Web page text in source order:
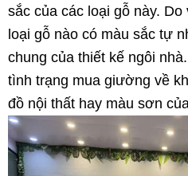
sắc của các loại gỗ này.
loại gỗ nào có màu sắc tự
chung của thiết kế ngôi
tình trạng mua giường về
đồ nội thất hay màu sơn